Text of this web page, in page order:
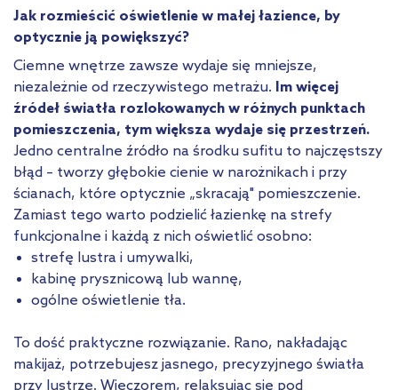
Jak rozmieścić oświetlenie w małej łazience, by
optycznie ją powiększyć?
Ciemne wnętrze zawsze wydaje się mniejsze,
niezależnie od rzeczywistego metrażu. Im więcej
źródeł światła rozlokowanych w różnych punktach
pomieszczenia, tym większa wydaje się przestrzeń.
Jedno centralne źródło na środku sufitu to najczęstszy
błąd – tworzy głębokie cienie w narożnikach i przy
ścianach, które optycznie „skracają" pomieszczenie.
Zamiast tego warto podzielić łazienkę na strefy
funkcjonalne i każdą z nich oświetlić osobno:
strefę lustra i umywalki,
kabinę prysznicową lub wannę,
ogólne oświetlenie tła.
To dość praktyczne rozwiązanie. Rano, nakładając
makijaż, potrzebujesz jasnego, precyzyjnego światła
przy lustrze. Wieczorem, relaksując się pod